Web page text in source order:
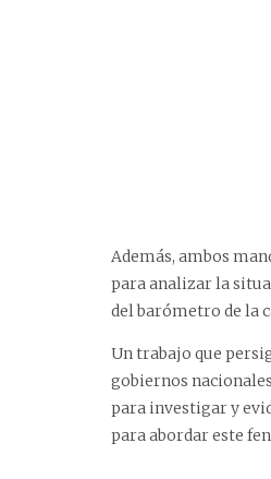
Además, ambos
para analizar la
del barómetro de la
Un trabajo que
gobiernos
para investigar y
para abordar este